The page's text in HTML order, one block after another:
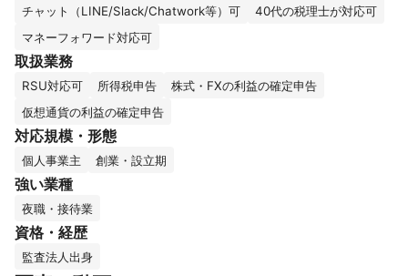
チャット（LINE/Slack/Chatwork等）可
40代の税理士が対応可
マネーフォワード対応可
取扱業務
RSU対応可 所得税申告
株式・FXの利益の確定申告
仮想通貨の利益の確定申告
対応規模・形態
個人事業主 創業・設立期
強い業種
夜職・接待業
資格・経歴
監査法人出身